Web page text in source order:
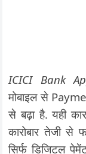
ICICI Bank
मोबाइल से
से बढ़ा है. यही
कारोबार तेजी से
सिर्फ डिजिटल